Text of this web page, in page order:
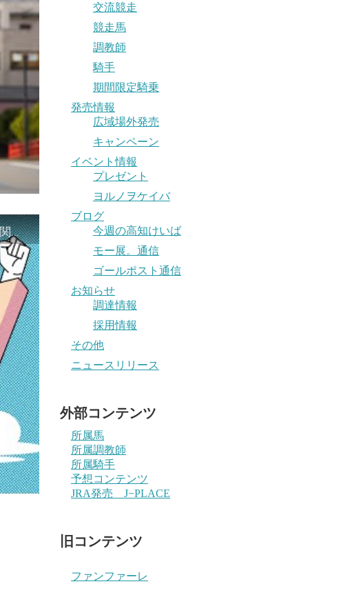
「ギャンブル等依存症対策啓発動画 ～一人で悩まず、家族で悩まず、まず！相談機関へ～」
交流競走
競走馬
調教師
騎手
期間限定騎乗
発売情報
広域場外発売
キャンペーン
イベント情報
プレゼント
ヨルノヲケイバ
ブログ
今週の高知けいば
モー展。通信
ゴールポスト通信
お知らせ
調達情報
採用情報
その他
ニュースリリース
外部コンテンツ
所属馬
所属調教師
所属騎手
予想コンテンツ
JRA発売 J−PLACE
旧コンテンツ
ファンファーレ